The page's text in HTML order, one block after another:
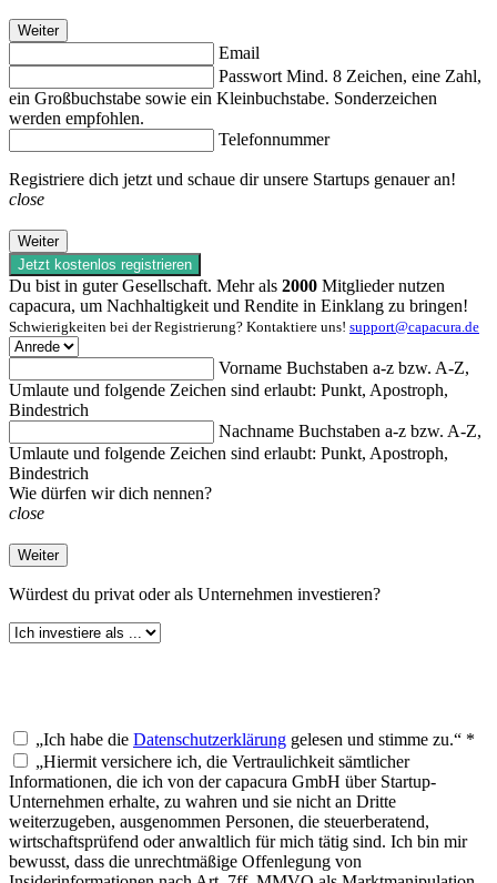
Weiter
Email
Passwort Mind. 8 Zeichen, eine Zahl,
ein Großbuchstabe sowie ein Kleinbuchstabe. Sonderzeichen
werden empfohlen.
Telefonnummer
Registriere dich jetzt und schaue dir unsere Startups genauer an!
close
Weiter
Jetzt kostenlos registrieren
Du bist in guter Gesellschaft. Mehr als 2000 Mitglieder nutzen
capacura, um Nachhaltigkeit und Rendite in Einklang zu bringen!
Schwierigkeiten bei der Registrierung? Kontaktiere uns! support@capacura.de
Vorname Buchstaben a-z bzw. A-Z,
Umlaute und folgende Zeichen sind erlaubt: Punkt, Apostroph,
Bindestrich
Nachname Buchstaben a-z bzw. A-Z,
Umlaute und folgende Zeichen sind erlaubt: Punkt, Apostroph,
Bindestrich
Wie dürfen wir dich nennen?
close
Weiter
Würdest du privat oder als Unternehmen investieren?
„Ich habe die Datenschutzerklärung gelesen und stimme zu.“ *
„Hiermit versichere ich, die Vertraulichkeit sämtlicher
Informationen, die ich von der capacura GmbH über Startup-
Unternehmen erhalte, zu wahren und sie nicht an Dritte
weiterzugeben, ausgenommen Personen, die steuerberatend,
wirtschaftsprüfend oder anwaltlich für mich tätig sind. Ich bin mir
bewusst, dass die unrechtmäßige Offenlegung von